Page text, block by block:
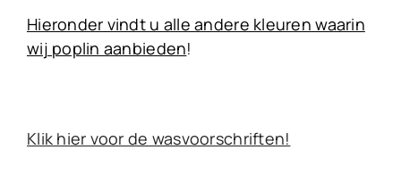
Hieronder vindt u alle andere kleuren waarin
wij poplin aanbieden!
Klik hier voor de wasvoorschriften!